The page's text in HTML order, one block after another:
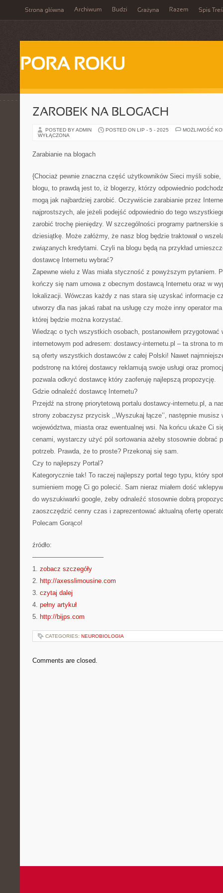
Strona główna Archiwum Budzi Grażyna Razem Spis
PORA ROKU
ZAROBEK NA BLOGACH
POSTED BY ADMIN POSTED ON LIP - 5 - 2025
MOŻLIWOŚĆ
WYŁĄCZONA
Zarabianie na blogach
{Chociaż pewnie znaczna część użytkowników Sieci myśli
blogu, to prawdą jest to, iż blogerzy, którzy odpowiednio
mogą jak najbardziej zarobić. Oczywiście zarabianie przez
najprostszych, ale jeżeli podejść odpowiednio do tego
zarobić trochę pieniędzy. W szczególności programy partnerskie
dziesiątkę. Może załóżmy, że nasz blog będzie traktował o
związanych kredytami. Czyli na blogu będą na przykład
dostawcę Internetu wybrać?
Zapewne wielu z Was miała styczność z powyższym pytaniem.
kończy się nam umowa z obecnym dostawcą Internetu oraz w
lokalizacji. Wówczas każdy z nas stara się uzyskać informacje
utworzy dla nas jakaś rabat na usługę czy może inny operator
której będzie można korzystać.
Wiedząc o tych wszystkich osobach, postanowiłem przygotować
internetowym pod adresem: dostawcy-internetu.pl – ta strona to
są oferty wszystkich dostawców z całej Polski! Nawet
podstronę na której dostawcy reklamują swoje usługi oraz
pozwala odkryć dostawcę który zaoferuję najlepszą propozycję.
Gdzie odnaleźć dostawcę Internetu?
Przejdź na stronę priorytetową portalu dostawcy-internetu.pl, a
strony zobaczysz przycisk ,,Wyszukaj łącze’’, następnie musisz
województwa, miasta oraz ewentualnej wsi. Na końcu ukaże Ci
cenami, wystarczy użyć pól sortowania ażeby stosownie dobrać
potrzeb. Prawda, że to proste? Przekonaj się sam.
Czy to najlepszy Portal?
Kategorycznie tak! To raczej najlepszy portal tego typu, który
sumieniem mogę Ci go polecić. Sam nieraz miałem dość
do wyszukiwarki google, żeby odnaleźć stosownie dobrą
zaoszczędzić cenny czas i zaprezentować aktualną ofertę
Polecam Gorąco!
źródło:
———————————
1. zobacz szczegóły
2. http://axesslimousine.com
3. czytaj dalej
4. pełny artykuł
5. http://bijps.com
CATEGORIES: NEUROBIOLOGIA
Comments are closed.